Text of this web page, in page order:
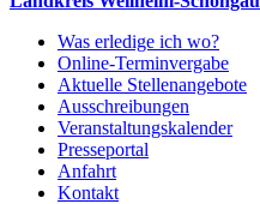
Was erledige ich wo?
Online-Terminvergabe
Aktuelle Stellenangebote
Ausschreibungen
Veranstaltungskalender
Presseportal
Anfahrt
Kontakt